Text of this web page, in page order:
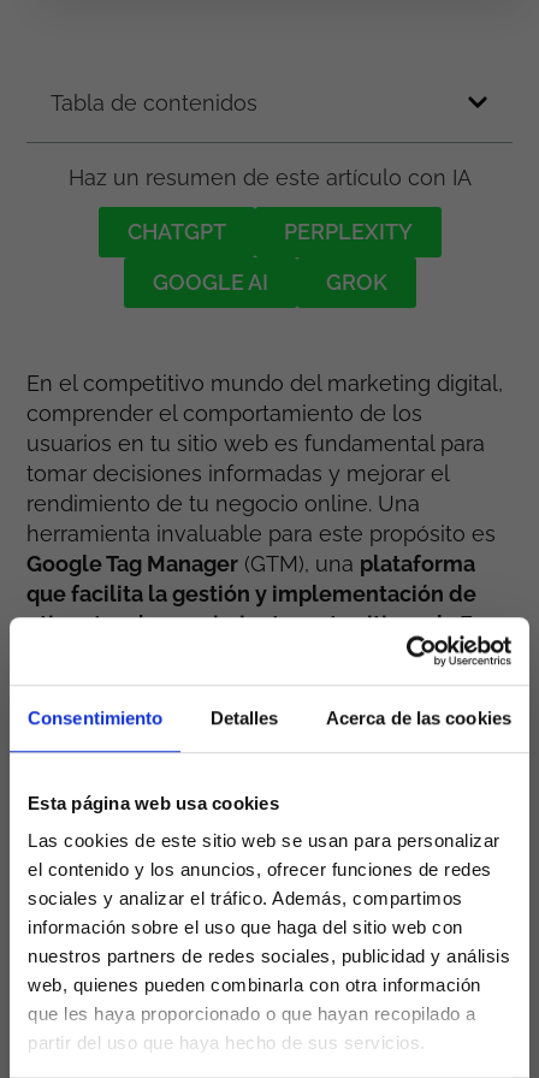
Consentimiento Detalles Acerca de las cookies
Esta página web usa cookies
Las cookies de este sitio web se usan para personalizar
el contenido y los anuncios, ofrecer funciones de redes
sociales y analizar el tráfico. Además, compartimos
información sobre el uso que haga del sitio web con
nuestros partners de redes sociales, publicidad y análisis
web, quienes pueden combinarla con otra información
que les haya proporcionado o que hayan recopilado a
partir del uso que haya hecho de sus servicios.
Tabla de contenidos
Haz un resumen de este artículo con IA
CHATGPT
PERPLEXITY
GOOGLE AI
GROK
En el competitivo mundo del marketing digital,
comprender el comportamiento de los
usuarios en tu sitio web es fundamental para
tomar decisiones informadas y mejorar el
rendimiento de tu negocio online. Una
herramienta invaluable para este propósito es
Google Tag Manager (GTM), una plataforma
que facilita la gestión y implementación de
etiquetas de seguimiento en tu sitio web. En
este artículo, exploraremos cómo puedes
aprovechar al máximo Google Tag Manager
para mejorar tu analítica web y optimizar el
¿Qué es Google Tag
Manager?
Google Tag Manageres unaherramienta
gratuita de Googleque tepermite administrar
y actualizarfácilmentelas etiquetas de
seguimiento en tu sitio websin necesidad de